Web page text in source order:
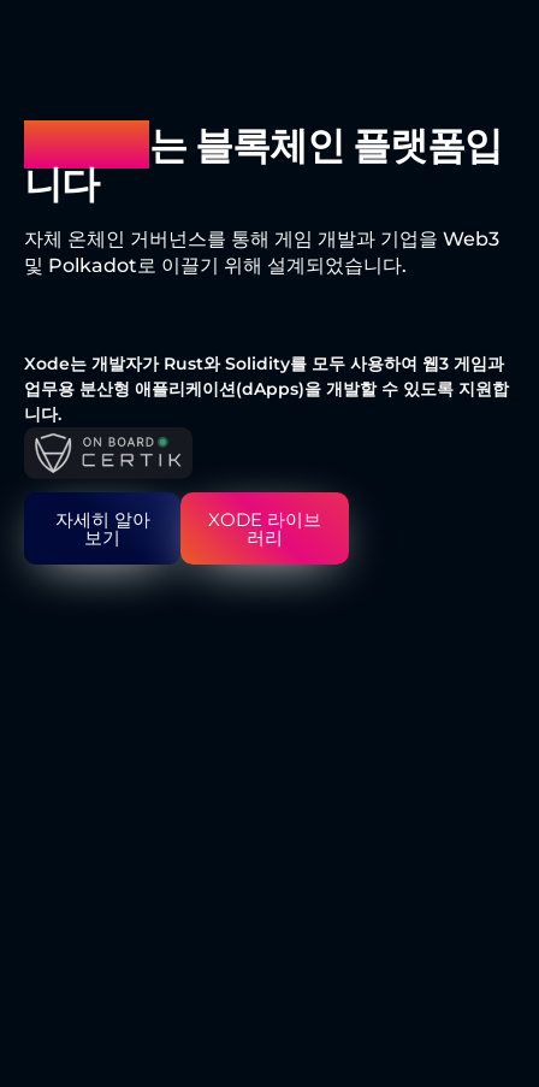
Xode는 블록체인 플랫폼입
니다
자체 온체인 거버넌스를 통해 게임 개발과 기업을 Web3
및 Polkadot로 이끌기 위해 설계되었습니다.
Xode는 개발자가 Rust와 Solidity를 모두 사용하여 웹3 게임과
업무용 분산형 애플리케이션(dApps)을 개발할 수 있도록 지원합
니다.
자세히 알아
보기
XODE 라이브
러리